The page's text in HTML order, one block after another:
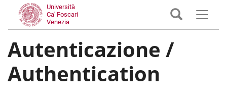
Università
Ca' Foscari
Venezia
Autenticazione /
Authentication